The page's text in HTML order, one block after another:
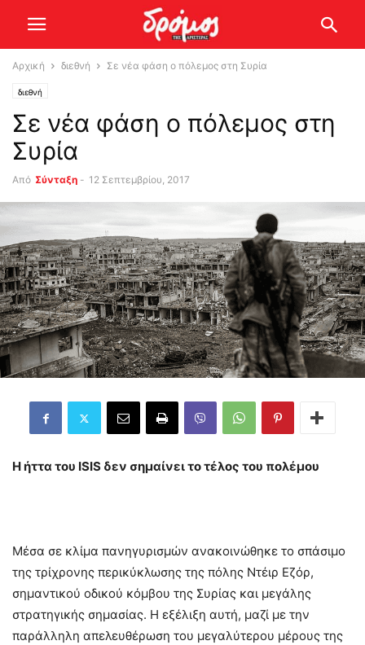
Αρχική διεθνή Σε νέα φάση ο πόλεμος στη Συρία
διεθνή
Σε νέα φάση ο πόλεμος στη
Συρία
Από Σύνταξη - 12 Σεπτεμβρίου, 2017
Η ήττα του ISIS δεν σημαίνει το τέλος του πολέμου
Μέσα σε κλίμα πανηγυρισμών ανακοινώθηκε το σπάσιμο
της τρίχρονης περικύκλωσης της πόλης Ντέιρ Εζόρ,
σημαντικού οδικού κόμβου της Συρίας και μεγάλης
στρατηγικής σημασίας. Η εξέλιξη αυτή, μαζί με την
παράλληλη απελευθέρωση του μεγαλύτερου μέρους της